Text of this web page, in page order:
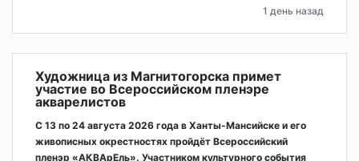
1 день назад
Художница из Магнитогорска примет
участие во Всероссийском пленэре
акварелистов
С 13 по 24 августа 2026 года в Ханты-Мансийске и его
живописных окрестностях пройдёт Всероссийский
пленэр «АКВАрЕль». Участником культурного события